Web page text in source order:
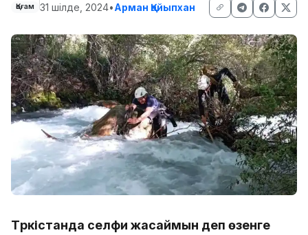
Қоғам 31 шілде, 2024•Арман Қайыпхан
Түркістанда селфи жасаймын деп өзенге